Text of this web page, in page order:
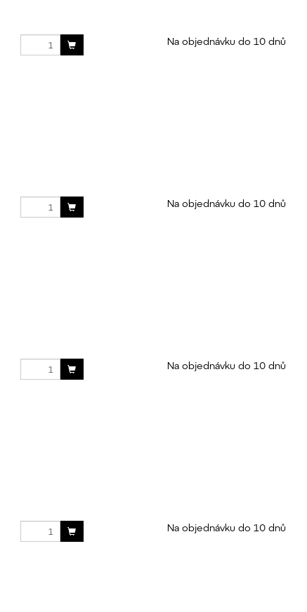
Na objednávku do 10 dnů
Na objednávku do 10 dnů
Na objednávku do 10 dnů
Na objednávku do 10 dnů